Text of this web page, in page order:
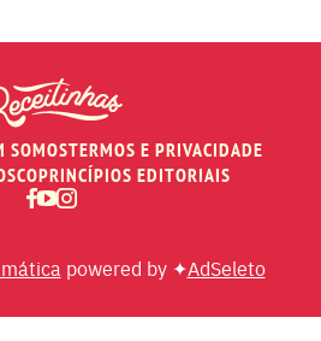
FRYER
ANO NOVO (RÉVEILLON)
SOMOSTERMOS E PRIVACIDADE
PRINCÍPIOS EDITORIAIS
powered by ✦AdSeleto